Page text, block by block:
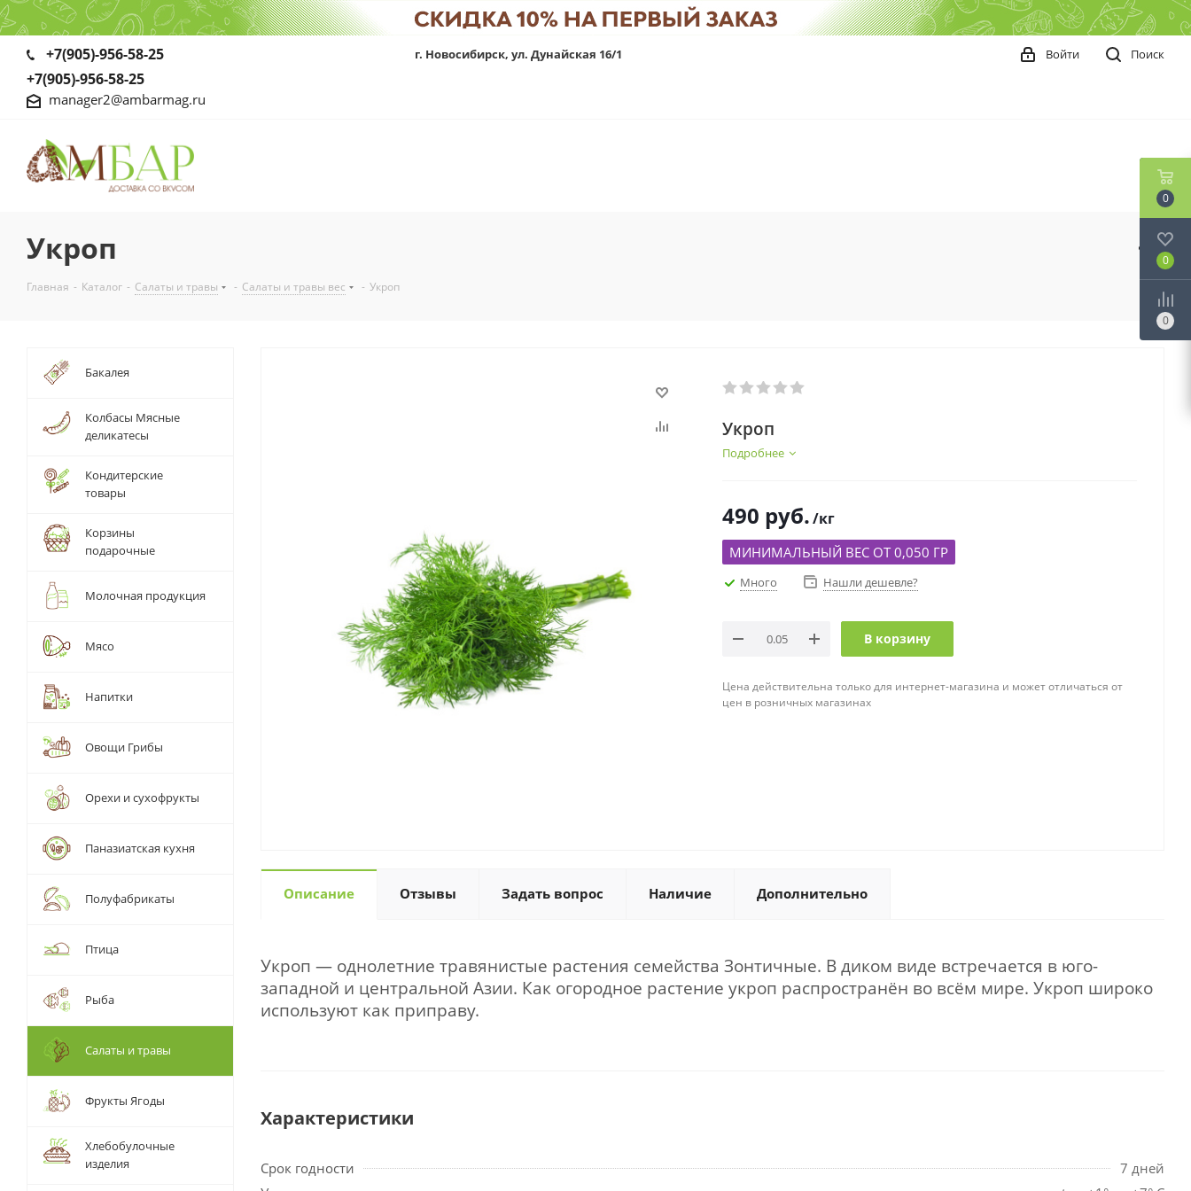
+7(905)-956-58-25
+7(905)-956-58-25
manager2@ambarmag.ru
г. Новосибирск, ул. Дунайская 16/1 Поиск
Войти
Укроп
Главная - Каталог - Салаты и травы - Салаты и травы вес - Укроп
Укроп
Подробнее
490 руб./кг
МИНИМАЛЬНЫЙ ВЕС ОТ 0,050 ГР
Много Нашли дешевле?
В корзину
Цена действительна только для интернет-магазина и может отличаться от
цен в розничных магазинах
Описание Отзывы Задать вопрос Наличие Дополнительно
Укроп — однолетние травянистые растения семейства Зонтичные. В диком виде встречается в юго-
западной и центральной Азии. Как огородное растение укроп распространён во всём мире. Укроп широко
используют как приправу.
Характеристики
Срок годности
7 дней
Бакалея
Колбасы Мясные
деликатесы
Кондитерские
товары
Корзины
подарочные
Молочная продукция
Мясо
Напитки
Овощи Грибы
Орехи и сухофрукты
Паназиатская кухня
Полуфабрикаты
Птица
Рыба
Салаты и травы
Фрукты Ягоды
Хлебобулочные
изделия
0
0
0